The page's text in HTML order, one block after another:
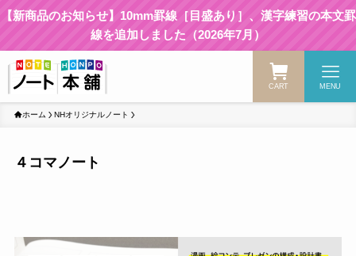
【新商品のお知らせ】10mm罫線［目盛あり］、漢字練習の本文罫
線を追加しました（2026年7月）
CART MENU
ホーム NHオリジナルノート
４コマノート